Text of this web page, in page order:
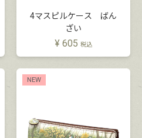
4マスピルケース ばん
ざい
¥ 605 税込
NEW